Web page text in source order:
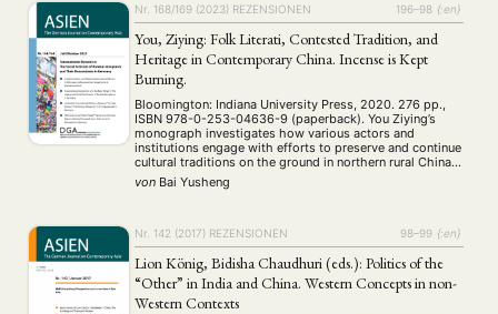
Nr. 168/169 (2023) REZENSIONEN 196–98 {:en}
You, Ziying: Folk Literati, Contested Tradition, and
Heritage in Contemporary China. Incense is Kept
Burning.
Bloomington: Indiana University Press, 2020. 276 pp.,
ISBN 978-0-253-04636-9 (paperback). You Ziying’s
monograph investigates how various actors and
institutions engage with efforts to preserve and continue
cultural traditions on the ground in northern rural China.
Particularly, You focuses on the important role of folk
literati, “a group of people who are skilled in classical
von Bai Yusheng
Nr. 142 (2017) REZENSIONEN 98–99 {:en}
Lion König, Bidisha Chaudhuri (eds.): Politics of the
“Other” in India and China. Western Concepts in non-
Western Contexts